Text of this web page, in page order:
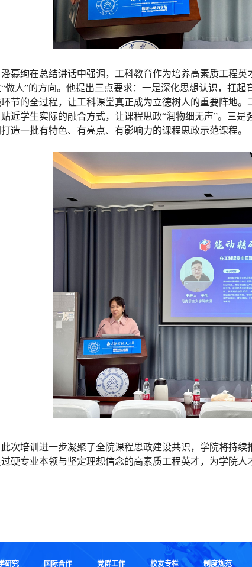
潘慕绚在总结讲话中强调，工科教育作为培养高素质工程
做人”的方向。他提出三点要求：一是深化思想认识，扛起
节的全过程，让工科课堂真正成为立德树人的重要阵地
近学生实际的融合方式，让课程思政“润物细无声”。三是
造一批有特色、有亮点、有影响力的课程思政示范课程。
此次培训进一步凝聚了全院课程思政建设共识，学院将持
硬专业本领与坚定理想信念的高素质工程英才，为学院人
研究 国际合作 党群工作 校友专栏 制度规范